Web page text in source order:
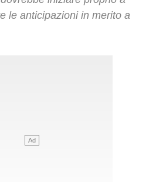
le anticipazioni in merito a